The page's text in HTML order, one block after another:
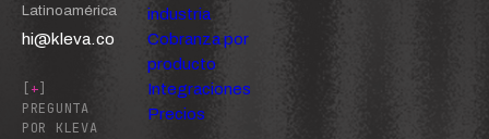
Latinoamérica
hi@kleva.co
[+]
PREGUNTA
POR KLEVA
industria
Cobranza por
producto
Integraciones
Precios